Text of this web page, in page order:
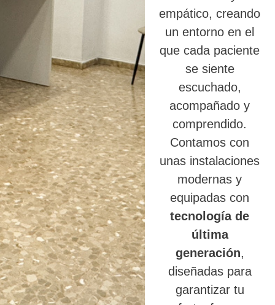
empático, creando
un entorno en el
que cada paciente
se siente
escuchado,
acompañado y
comprendido.
Contamos con
unas instalaciones
modernas y
equipadas con
tecnología de
última
generación,
diseñadas para
garantizar tu